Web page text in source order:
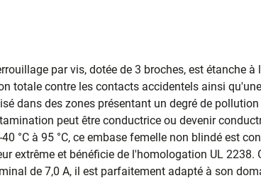
par vis, dotée de 3 broches, est étanche
totale contre les contacts accidentels ainsi
dans des zones présentant un degré de
peut être conductrice ou devenir
°C à 95 °C, ce embase femelle non blindé est
extrême et bénéficie de l'homologation UL 2238.
de 7,0 A, il est parfaitement adapté à son